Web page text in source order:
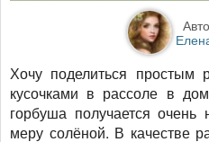
Хочу поделиться простым
кусочками в рассоле в
горбуша получается
меру солёной. В качестве